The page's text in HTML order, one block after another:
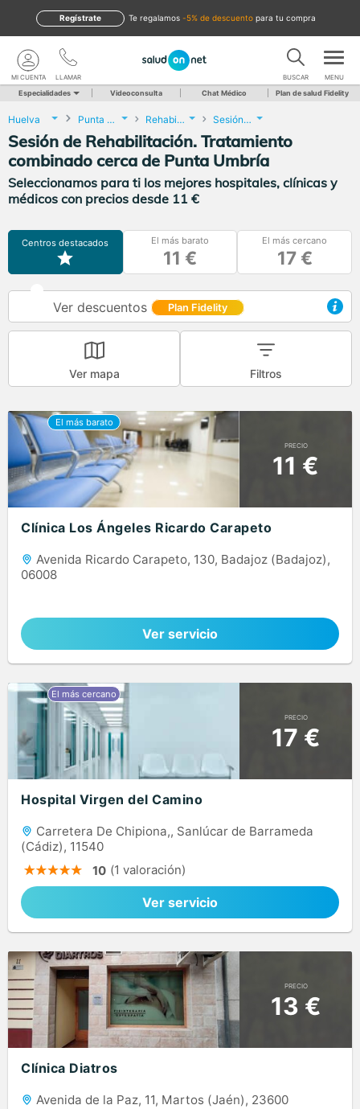
te regalamos -5% de descuento para tu compra
Regístrate
LLAMAR
MI CUENTA BUSCAR MENU
Especialidades Videoconsulta Chat Médico Plan de salud Fidelity
Huelva Punta Umbría Rehabilitación Sesión de Rehabilitación. Tratamiento combinado
Sesión de Rehabilitación. Tratamiento
combinado cerca de Punta Umbría
Seleccionamos para ti los mejores hospitales, clínicas y
médicos con precios desde 11 €
Centros destacados El más barato
11 €
El más cercano
17 €
Ver descuentos Plan Fidelity
Ver mapa Filtros
PRECIO
11 €
Clínica Los Ángeles Ricardo Carapeto
Avenida Ricardo Carapeto, 130, Badajoz (Badajoz),
06008
Ver servicio
PRECIO
17 €
Hospital Virgen del Camino
Carretera De Chipiona,, Sanlúcar de Barrameda
(Cádiz), 11540
10 (1 valoración)
Ver servicio
PRECIO
13 €
Clínica Diatros
Avenida de la Paz, 11, Martos (Jaén), 23600